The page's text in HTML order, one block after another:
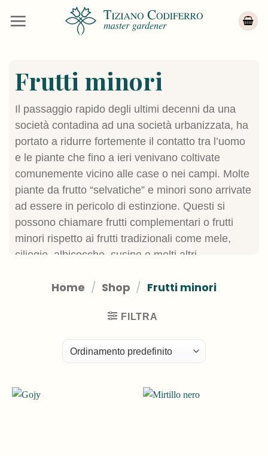
Frutti minori
Il passaggio rapido degli ultimi decenni da una
società contadina ad una società urbanizzata, ha
portato a ridurre fortemente il contatto tra l’uomo
e le piante che fino a ieri venivano coltivate
comunemente vicino alle case o nei campi. Molte
piante da frutto “selvatiche” e minori sono arrivate
ad essere in pericolo di estinzione. Questi si
possono chiamare frutti complementari o frutti
minori rispetto ai frutti tradizionali come mele,
ciliegie, albicocche, susine e molti altri.
Home / Shop / Frutti minori
FILTRA